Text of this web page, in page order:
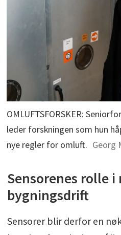
OMLUFTSFORSKER:
leder forskningen som hun
nye regler for omluft. Georg
Sensorenes rolle i
bygningsdrift
Sensorer blir derfor en